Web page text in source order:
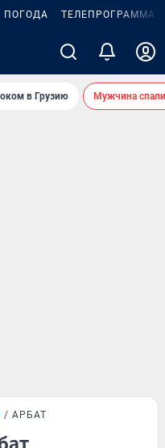
ПОГОДА ТЕЛЕПРОГРАММА
в Грузию Мужчина
АРБАТ